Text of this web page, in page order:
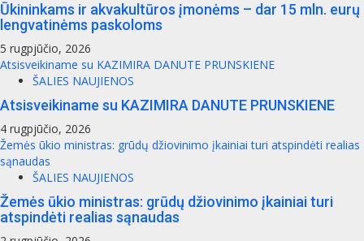
Ūkininkams ir akvakultūros įmonėms – dar 15 mln. eurų
lengvatinėms paskoloms
5 rugpjūčio, 2026
Atsisveikiname su KAZIMIRA DANUTE PRUNSKIENE
ŠALIES NAUJIENOS
Atsisveikiname su KAZIMIRA DANUTE PRUNSKIENE
4 rugpjūčio, 2026
Žemės ūkio ministras: grūdų džiovinimo įkainiai turi atspindėti realias
sąnaudas
ŠALIES NAUJIENOS
Žemės ūkio ministras: grūdų džiovinimo įkainiai turi
atspindėti realias sąnaudas